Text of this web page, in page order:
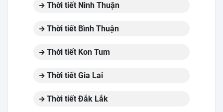
Thời tiết Ninh Thuận
Thời tiết Bình Thuận
Thời tiết Kon Tum
Thời tiết Gia Lai
Thời tiết Đắk Lắk